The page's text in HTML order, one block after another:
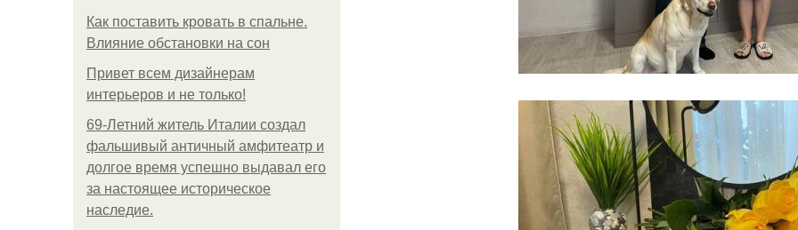
Как поставить кровать в спальне.
Влияние обстановки на сон
Привет всем дизайнерам
интерьеров и не только!
69-Летний житель Италии создал
фальшивый античный амфитеатр и
долгое время успешно выдавал его
за настоящее историческое
наследие.